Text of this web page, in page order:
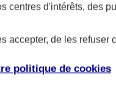
le menu principal
centres d'intérêts, des
accepter, de les refuser
politique de cookies